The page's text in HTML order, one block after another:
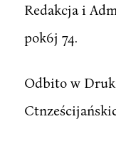
Redakcja i
pok6j 74.
Odbito w